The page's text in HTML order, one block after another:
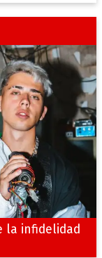
la infidelidad